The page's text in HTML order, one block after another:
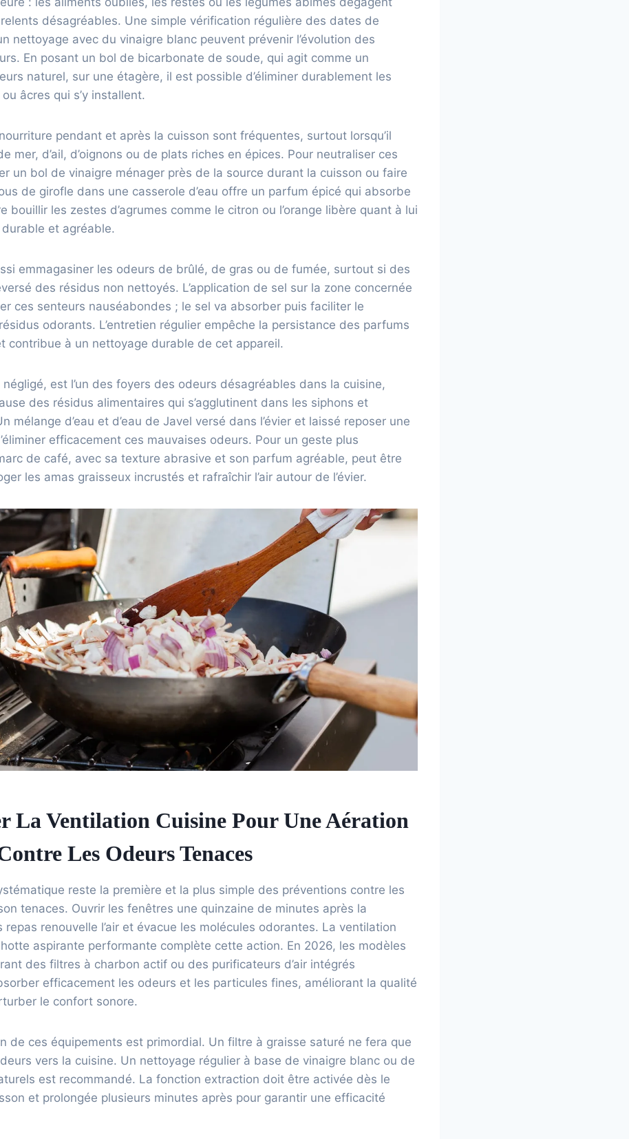
désagréables. Une simple vérification régulière des dates de
nettoyage avec du vinaigre blanc peuvent prévenir l’évolution des
En posant un bol de bicarbonate de soude, qui agit comme un
naturel, sur une étagère, il est possible d’éliminer durablement les
âcres qui s’y installent.
pendant et après la cuisson sont fréquentes, surtout lorsqu’il
mer, d’ail, d’oignons ou de plats riches en épices. Pour neutraliser ces
un bol de vinaigre ménager près de la source durant la cuisson ou faire
de girofle dans une casserole d’eau offre un parfum épicé qui absorbe
bouillir les zestes d’agrumes comme le citron ou l’orange libère quant à lui
et agréable.
emmagasiner les odeurs de brûlé, de gras ou de fumée, surtout si des
des résidus non nettoyés. L’application de sel sur la zone concernée
ces senteurs nauséabondes ; le sel va absorber puis faciliter le
odorants. L’entretien régulier empêche la persistance des parfums
contribue à un nettoyage durable de cet appareil.
négligé, est l’un des foyers des odeurs désagréables dans la cuisine,
des résidus alimentaires qui s’agglutinent dans les siphons et
mélange d’eau et d’eau de Javel versé dans l’évier et laissé reposer une
efficacement ces mauvaises odeurs. Pour un geste plus
de café, avec sa texture abrasive et son parfum agréable, peut être
les amas graisseux incrustés et rafraîchir l’air autour de l’évier.
La Ventilation Cuisine Pour Une Aération
Les Odeurs Tenaces
reste la première et la plus simple des préventions contre les
tenaces. Ouvrir les fenêtres une quinzaine de minutes après la
repas renouvelle l’air et évacue les molécules odorantes. La ventilation
aspirante performante complète cette action. En 2026, les modèles
des filtres à charbon actif ou des purificateurs d’air intégrés
efficacement les odeurs et les particules fines, améliorant la qualité
le confort sonore.
de ces équipements est primordial. Un filtre à graisse saturé ne fera que
vers la cuisine. Un nettoyage régulier à base de vinaigre blanc ou de
est recommandé. La fonction extraction doit être activée dès le
et prolongée plusieurs minutes après pour garantir une efficacité